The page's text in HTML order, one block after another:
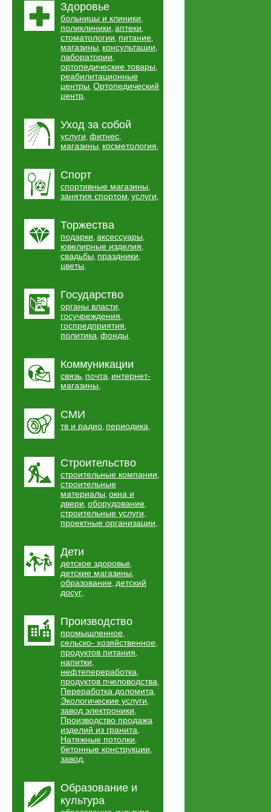
Здоровье
больницы и клиники,
поликлиники, аптеки,
стоматологии, питание,
магазины, консультации,
лаборатории,
ортопедические товары,
реабилитационные
центры, Ортопедический
центр,
Уход за собой
услуги, фитнес,
магазины, косметология,
Спорт
спортивные магазины,
занятия спортом, услуги,
Торжества
подарки, аксессуары,
ювелирные изделия,
свадьбы, праздники,
цветы,
Государство
органы власти,
госучреждения,
госпредприятия,
политика, фонды,
Коммуникации
связь, почта, интернет-
магазины,
СМИ
тв и радио, периодика,
Строительство
строительные компании,
строительные
материалы, окна и
двери, оборудование,
строительные услуги,
проектные организации,
Дети
детское здоровье,
детские магазины,
образование, детский
досуг,
Производство
промышленное,
сельско- хозяйственное,
продуктов питания,
напитки,
нефтепереработка,
продуктов пчеловодства,
Переработка доломита,
Экологические услуги,
завод электроники,
Производство продажа
изделий из гранита,
Натяжные потолки,
бетонные конструкции,
завод,
Образование и
культура